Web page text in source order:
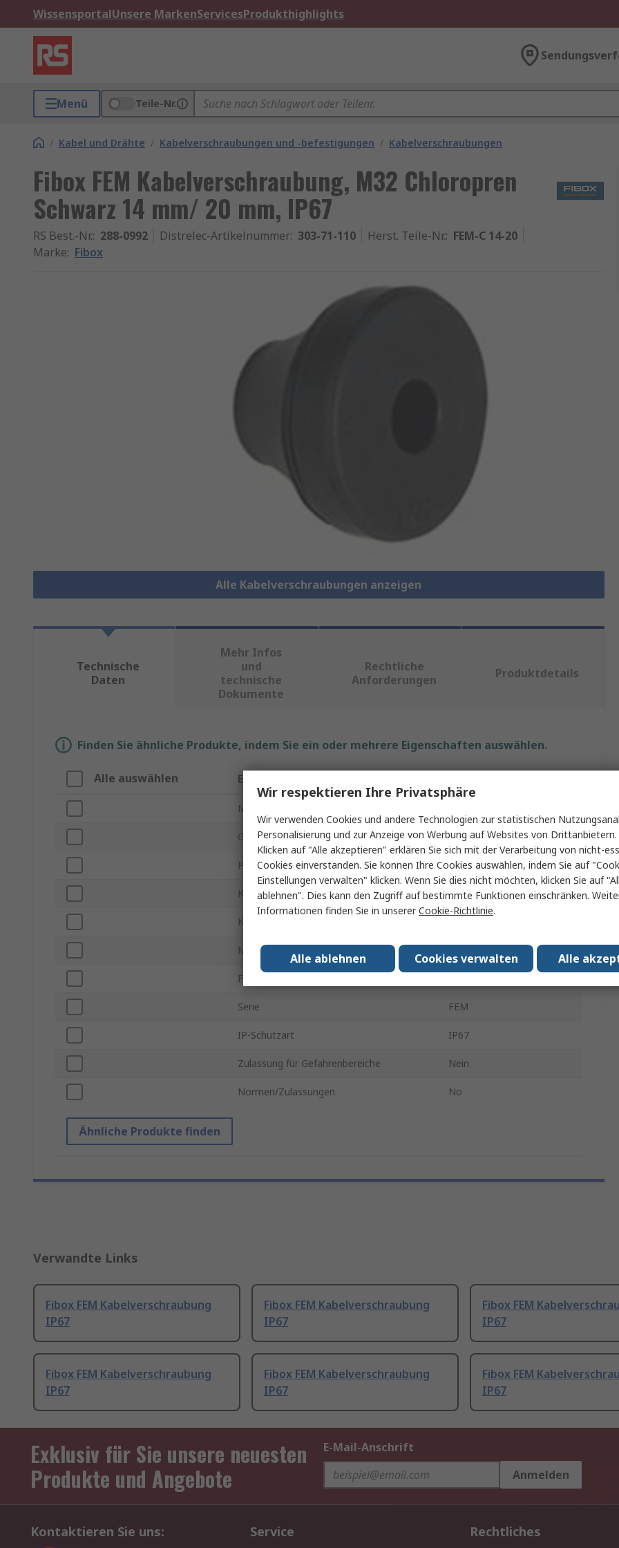
WissensportalUnsere MarkenServicesProdukthighlights
Menü Teile-Nr.
/ Kabel und Drähte / Kabelverschraubungen und -befestigungen / Kabelverschraubungen
Fibox FEM Kabelverschraubung, M32 Chloropren
Schwarz 14 mm/ 20 mm, IP67
RS Best.-Nr.: 288-0992 Distrelec-Artikelnummer: 303-71-110 Herst. Teile-Nr.: FEM-C 14-20
Marke: Fibox
Alle Kabelverschraubungen anzeigen
Technische
Daten
Mehr Infos
und
technische
Dokumente
Rechtliche
Anforderungen
Produktdetails
Finden Sie ähnliche Produkte, indem Sie ein oder mehrere Eigenschaften auswählen.
Alle auswählen Eigenschaft
Marke
Gewindegröße M32
Produkt Typ Kabelverschraubung
Kabeldurchmesser max. 20mm
Kabeldurchmesser min.
Material
Farbe
Serie FEM
IP-Schutzart IP67
Zulassung für Gefahrenbereiche Nein
Normen/Zulassungen No
Ähnliche Produkte finden
Verwandte Links
Fibox FEM Kabelverschraubung
IP67
Fibox FEM Kabelverschraubung
IP67
Fibox FEM
IP67
Fibox FEM Kabelverschraubung
IP67
Fibox FEM Kabelverschraubung
IP67
Fibox FEM
IP67
Exklusiv für Sie unsere neuesten
Produkte und Angebote
E-Mail-Anschrift
Anmelden
Kontaktieren Sie uns: Service Rechtliches
Wir respektieren Ihre Privatsphäre
Wir verwenden Cookies und andere Technologien zur statistischen
Personalisierung und zur Anzeige von Werbung auf Websites von
Klicken auf "Alle akzeptieren" erklären Sie sich mit der Verarbeitung von nicht-
Cookies einverstanden. Sie können Ihre Cookies auswählen, indem Sie auf
Einstellungen verwalten" klicken. Wenn Sie dies nicht möchten, klicken Sie auf
ablehnen". Dies kann den Zugriff auf bestimmte Funktionen einschränken.
Informationen finden Sie in unsererCookie-Richtlinie.
Alle
Cookies verwalten
Alle ablehnen